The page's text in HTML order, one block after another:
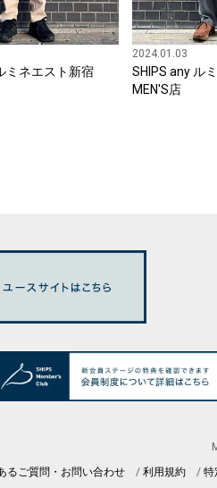
ミネエスト新宿
2024.01.03
SHIPS any ル
MEN'S店
るご質問・お問い合わせ 利用規約 特